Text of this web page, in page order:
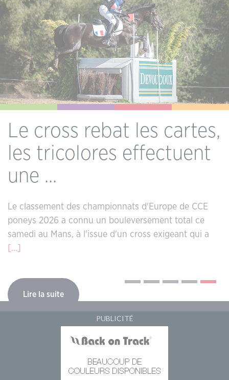
Le cross rebat les cartes,
les tricolores effectuent
une ...
Le classement des championnats d'Europe de CCE
poneys 2026 a connu un bouleversement total ce
samedi au Mans, à l'issue d'un cross exigeant qui a
[...]
Lire la suite